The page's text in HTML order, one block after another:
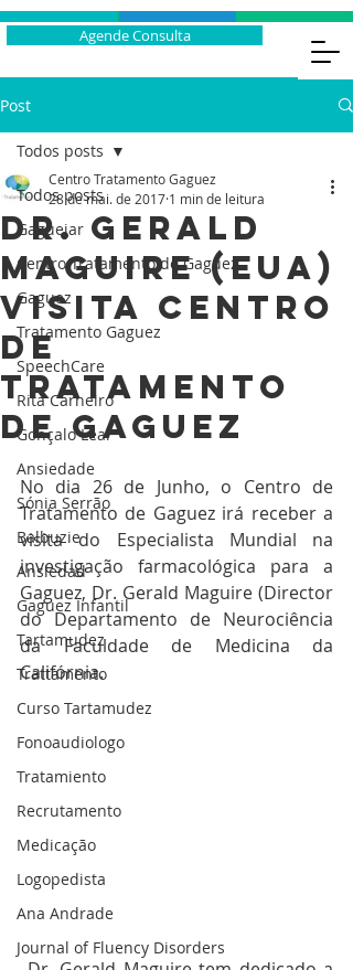
Agende Consulta
Post
Todos posts
Gaguejar
Centro Tratamento de Gaguez
Gaguez
Tratamento Gaguez
SpeechCare
Rita Carneiro
Gonçalo Leal
Ansiedade
Sónia Serrão
Balbuzie
Ansiedad
Gaguez Infantil
Tartamudez
Trattamento
Curso Tartamudez
Fonoaudiologo
Tratamiento
Recrutamento
Medicação
Logopedista
Ana Andrade
Journal of Fluency Disorders
Todos posts
Dr. Gerald
Maguire (EUA)
visita Centro
de
Tratamento
de Gaguez
Centro Tratamento Gaguez
28 de mai. de 2017 1 min de leitura
No dia 26 de Junho, o Centro de
Tratamento de Gaguez irá receber a
visita do Especialista Mundial na
investigação farmacológica para a
Gaguez, Dr. Gerald Maguire (Director
do Departamento de Neurociência
da Faculdade de Medicina da
Califórnia.